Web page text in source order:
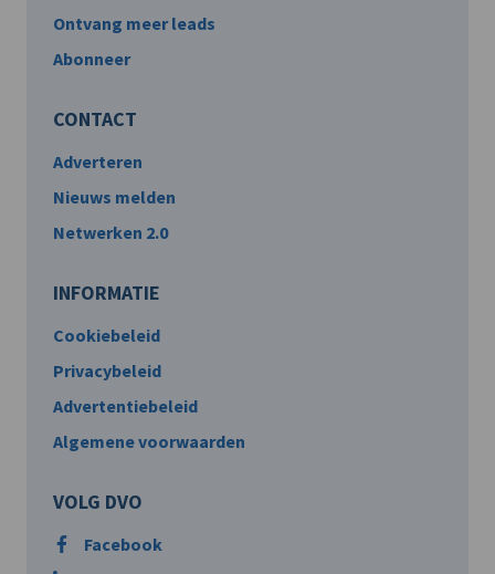
Ontvang meer leads
Abonneer
CONTACT
Adverteren
Nieuws melden
Netwerken 2.0
INFORMATIE
Cookiebeleid
Privacybeleid
Advertentiebeleid
Algemene voorwaarden
VOLG DVO
Facebook